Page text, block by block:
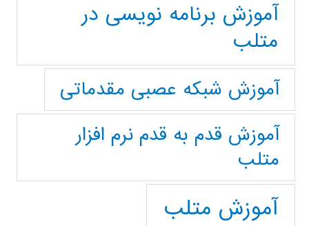
آموزش برنامه نویسی در
متلب
آموزش شبکه عصبی مقدماتی
آموزش قدم به قدم نرم افزار
متلب
آموزش متلب